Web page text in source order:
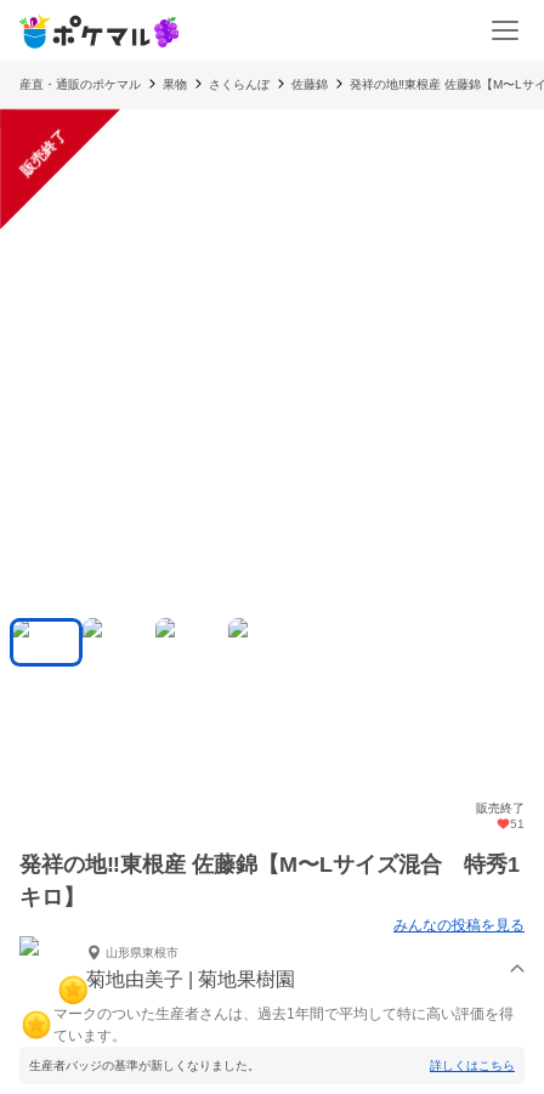
産直・通販のポケマル 果物 さくらんぼ 佐藤錦 発祥の地‼️東根産 佐藤錦【M〜L
販売終了
販売終了
51
発祥の地‼️東根産 佐藤錦【M〜Lサイズ混合 特秀1
キロ】
みんなの投稿を見る
山形県東根市
菊地由美子 | 菊地果樹園
マークのついた生産者さんは、過去1年間で平均して特に高い評価を得
ています。
生産者バッジの基準が新しくなりました。 詳しくはこちら